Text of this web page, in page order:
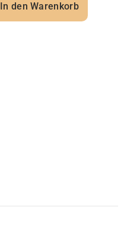
In den Warenkorb